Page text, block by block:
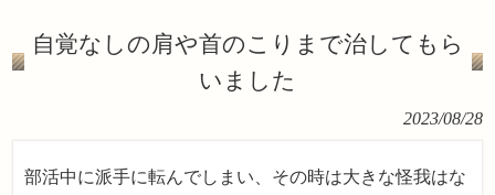
自覚なしの肩や首のこりまで治してもら
いました
2023/08/28
部活中に派手に転んでしまい、その時は大きな怪我はな